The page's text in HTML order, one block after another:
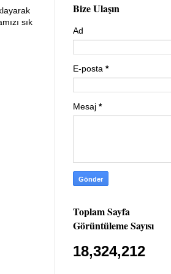
sık
Bize Ulaşın
Ad
E-posta *
Mesaj *
Toplam Sayfa
Görüntüleme Sayısı
18,324,212